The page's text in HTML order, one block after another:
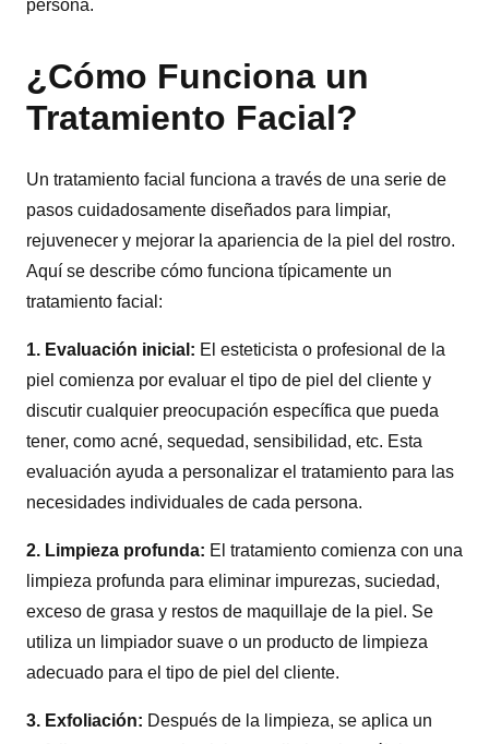
persona.
¿Cómo Funciona un
Tratamiento Facial?
Un tratamiento facial funciona a través de una serie de
pasos cuidadosamente diseñados para limpiar,
rejuvenecer y mejorar la apariencia de la piel del rostro.
Aquí se describe cómo funciona típicamente un
tratamiento facial:
1. Evaluación inicial: El esteticista o profesional de la
piel comienza por evaluar el tipo de piel del cliente y
discutir cualquier preocupación específica que pueda
tener, como acné, sequedad, sensibilidad, etc. Esta
evaluación ayuda a personalizar el tratamiento para las
necesidades individuales de cada persona.
2. Limpieza profunda: El tratamiento comienza con una
limpieza profunda para eliminar impurezas, suciedad,
exceso de grasa y restos de maquillaje de la piel. Se
utiliza un limpiador suave o un producto de limpieza
adecuado para el tipo de piel del cliente.
3. Exfoliación: Después de la limpieza, se aplica un